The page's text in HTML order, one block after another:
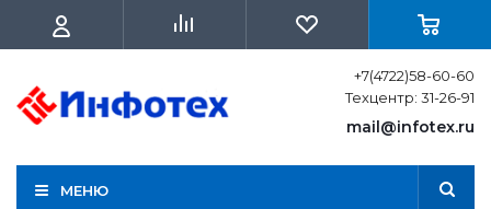
+7(4722)58-60-60
Техцентр: 31-26-91
mail@infotex.ru
МЕНЮ